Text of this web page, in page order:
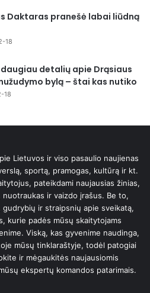
Daktaras pranešė labai liūdną
18
detalių apie Drąsiaus
bylą – štai kas nutiko
18
Lietuvos ir viso pasaulio naujienas
sportą, pramogas, kultūrą ir kt.
pateikdami naujausias žinias,
ir vaizdo įrašus. Be to,
ir straipsnių apie sveikatą,
kurie padės mūsų skaitytojams
Viską, kas gyvenime naudinga,
mūsų tinklaraštyje, todėl patogiai
ir mėgaukitės naujausiomis
ekspertų komandos patarimais.